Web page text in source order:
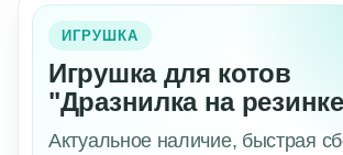
ИГРУШКА
Игрушка для котов
"Дразнилка на
Актуальное наличие, быстрая